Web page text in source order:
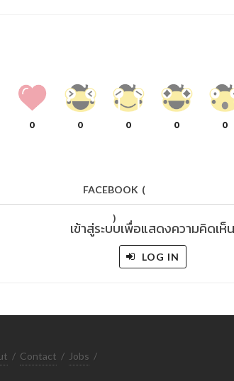
0 0 0 0 0
FACEBOOK (
)
เข้าสู่ระบบเพื่อแสดงความคิดเห็น
LOG IN
/ Contact / Jobs /